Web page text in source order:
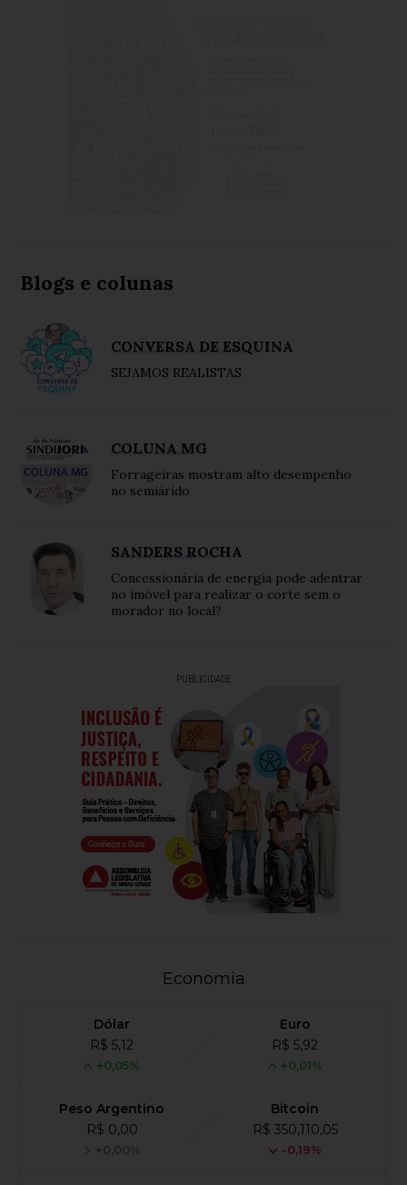
Blogs e colunas
CONVERSA DE ESQUINA
SEJAMOS REALISTAS
COLUNA MG
Forrageiras mostram alto desempenho
no semiárido
SANDERS ROCHA
Concessionária de energia pode adentrar
no imóvel para realizar o corte sem o
morador no local?
PUBLICIDADE
Economia
Dólar
R$ 5,12
+0,05%
Euro
R$ 5,92
+0,01%
Peso Argentino
R$ 0,00
+0,00%
Bitcoin
R$ 350,110,05
-0,19%